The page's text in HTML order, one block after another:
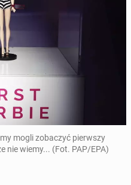
mogli zobaczyć pierwszy
nie wiemy... (Fot. PAP/EPA)